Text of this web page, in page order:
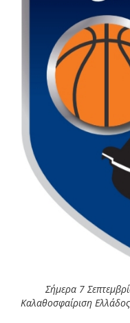
Σήμερα 7
Καλαθοσφαίριση